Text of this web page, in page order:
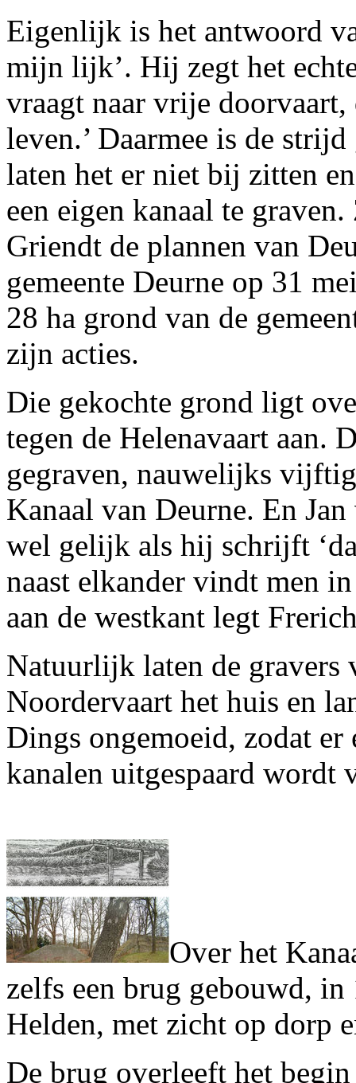
Eigenlijk is het antwoord
mijn lijk’. Hij zegt het
vraagt naar vrije
leven.’ Daarmee is de
laten het er niet bij zitten
een eigen kanaal te
Griendt de plannen van
gemeente Deurne op 31
28 ha grond van de
zijn acties.
Die gekochte grond ligt
tegen de Helenavaart aan.
gegraven, nauwelijks
Kanaal van Deurne. En
wel gelijk als hij schrijft
naast elkander vindt men
aan de westkant legt
Natuurlijk laten de gravers
Noordervaart het huis en
Dings ongemoeid, zodat er
kanalen uitgespaard wordt
Over het
zelfs een brug gebouwd,
Helden, met zicht op dorp
De brug overleeft het